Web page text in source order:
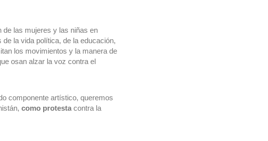
de las mujeres y las niñas en
de la vida política, de la educación,
los movimientos y la manera de
componente artístico, queremos
como protesta contra la